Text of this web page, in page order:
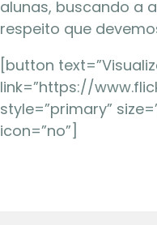
alunas, buscando a
respeito que
[button
link=”https://
style=”primary”
icon=”no”]